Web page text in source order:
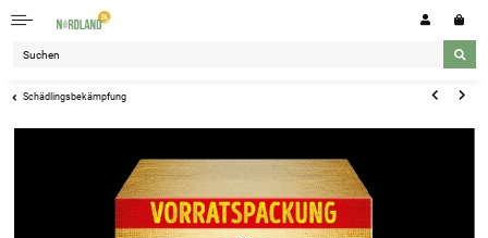
Schädlingsbekämpfung